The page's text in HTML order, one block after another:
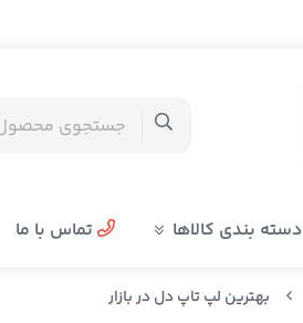
دسته بندی کالاها تماس با ما
بهترین لپ تاپ دل در بازار